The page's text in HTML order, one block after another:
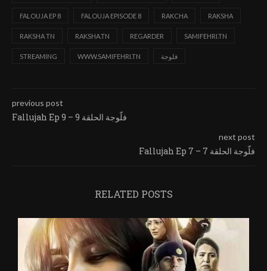
FALOUJA EP 8 FALOUJA EPISODE 8 RAKCHA RAKSHA
RAKSHA TN RAKSHA.TN REGARDER SAMIFEHRI.TN
STREAMING WWW.SAMIFEHRI.TN فلوجة
previous post
Fallujah Ep 9 – فلّوجة الحلقة 9
next post
Fallujah Ep 7 – فلّوجة الحلقة 7
RELATED POSTS